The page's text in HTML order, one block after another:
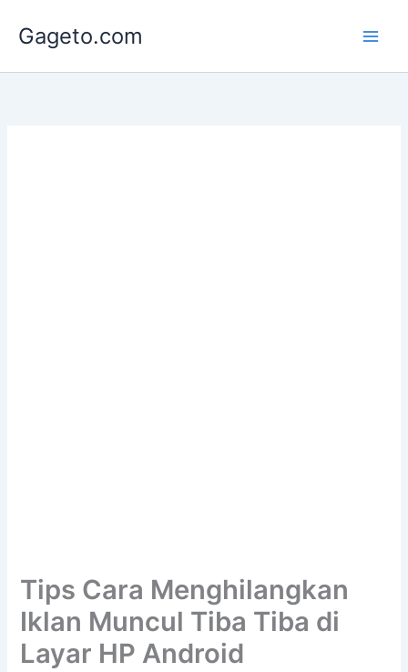
Gageto.com
Tips Cara Menghilangkan
Iklan Muncul Tiba Tiba di
Layar HP Android